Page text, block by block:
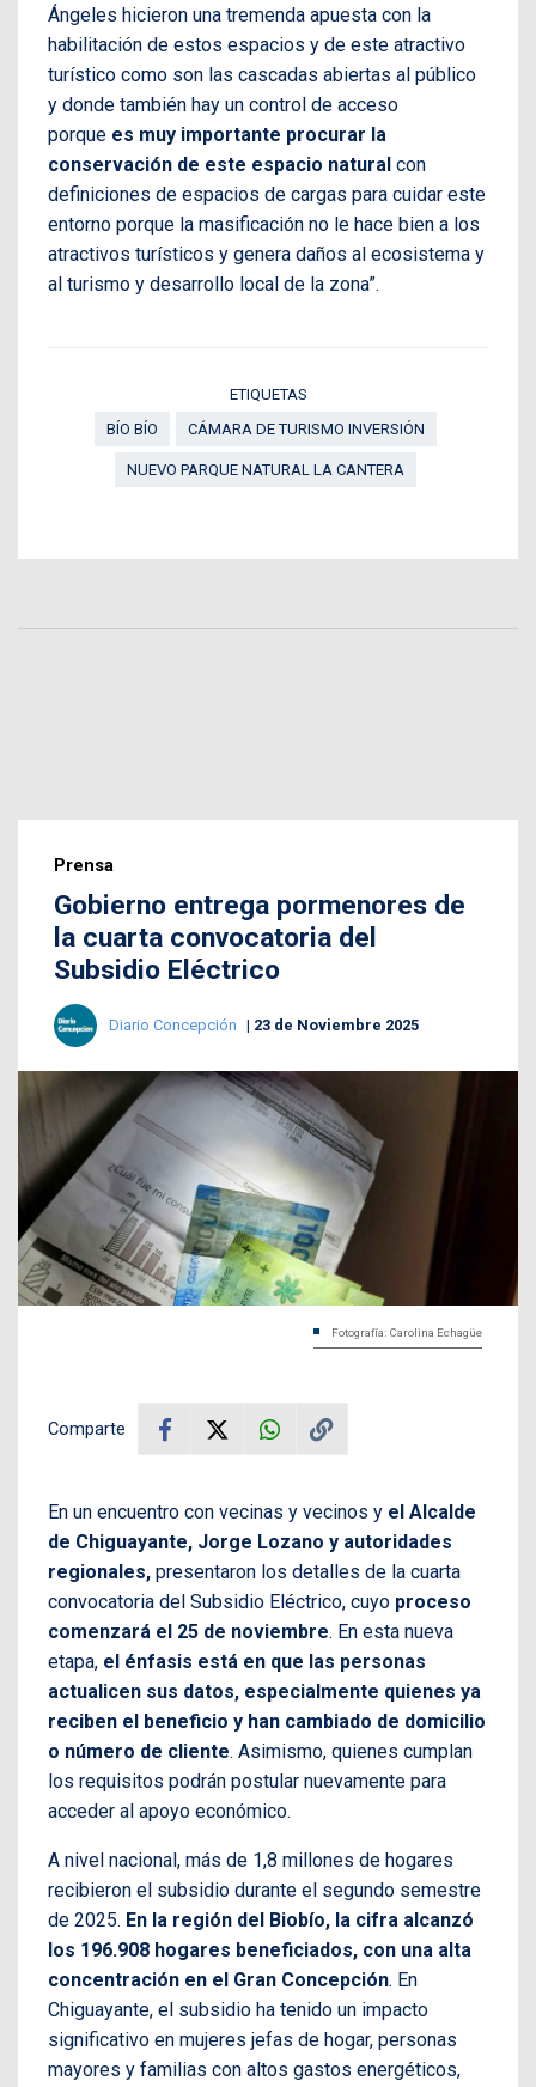
Ángeles hicieron una tremenda apuesta con la
habilitación de estos espacios y de este atractivo
turístico como son las cascadas abiertas al público
y donde también hay un control de acceso
porque es muy importante procurar la
conservación de este espacio natural con
definiciones de espacios de cargas para cuidar este
entorno porque la masificación no le hace bien a los
atractivos turísticos y genera daños al ecosistema y
al turismo y desarrollo local de la zona”.
ETIQUETAS
BÍO BÍO
CÁMARA DE TURISMO INVERSIÓN
NUEVO PARQUE NATURAL LA CANTERA
Prensa
Gobierno entrega pormenores de
la cuarta convocatoria del
Subsidio Eléctrico
Diario Concepción 23 de Noviembre 2025
Fotografía: Carolina Echagüe
Comparte
En un encuentro con vecinas y vecinos y el Alcalde
de Chiguayante, Jorge Lozano y autoridades
regionales, presentaron los detalles de la cuarta
convocatoria del Subsidio Eléctrico, cuyo proceso
comenzará el 25 de noviembre. En esta nueva
etapa, el énfasis está en que las personas
actualicen sus datos, especialmente quienes ya
reciben el beneficio y han cambiado de domicilio
o número de cliente. Asimismo, quienes cumplan
los requisitos podrán postular nuevamente para
acceder al apoyo económico.
A nivel nacional, más de 1,8 millones de hogares
recibieron el subsidio durante el segundo semestre
de 2025. En la región del Biobío, la cifra alcanzó
los 196.908 hogares beneficiados, con una alta
concentración en el Gran Concepción. En
Chiguayante, el subsidio ha tenido un impacto
significativo en mujeres jefas de hogar, personas
mayores y familias con altos gastos energéticos,